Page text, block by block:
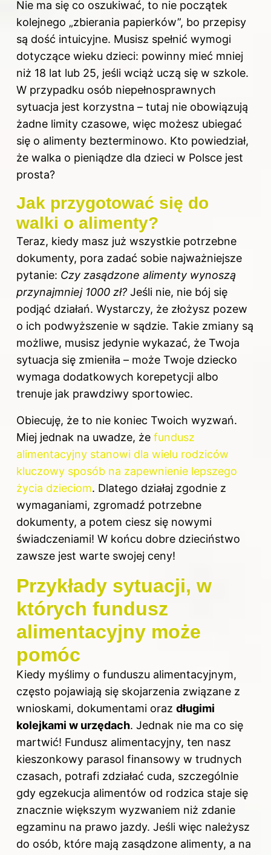
Nie ma się co oszukiwać, to nie początek
kolejnego „zbierania papierków”, bo przepisy
są dość intuicyjne. Musisz spełnić wymogi
dotyczące wieku dzieci: powinny mieć mniej
niż 18 lat lub 25, jeśli wciąż uczą się w szkole.
W przypadku osób niepełnosprawnych
sytuacja jest korzystna – tutaj nie obowiązują
żadne limity czasowe, więc możesz ubiegać
się o alimenty bezterminowo. Kto powiedział,
że walka o pieniądze dla dzieci w Polsce jest
prosta?
Jak przygotować się do
walki o alimenty?
Teraz, kiedy masz już wszystkie potrzebne
dokumenty, pora zadać sobie najważniejsze
pytanie: Czy zasądzone alimenty wynoszą
przynajmniej 1000 zł? Jeśli nie, nie bój się
podjąć działań. Wystarczy, że złożysz pozew
o ich podwyższenie w sądzie. Takie zmiany są
możliwe, musisz jedynie wykazać, że Twoja
sytuacja się zmieniła – może Twoje dziecko
wymaga dodatkowych korepetycji albo
trenuje jak prawdziwy sportowiec.
Obiecuję, że to nie koniec Twoich wyzwań.
Miej jednak na uwadze, że fundusz
alimentacyjny stanowi dla wielu rodziców
kluczowy sposób na zapewnienie lepszego
życia dzieciom. Dlatego działaj zgodnie z
wymaganiami, zgromadź potrzebne
dokumenty, a potem ciesz się nowymi
świadczeniami! W końcu dobre dzieciństwo
zawsze jest warte swojej ceny!
Przykłady sytuacji, w
których fundusz
alimentacyjny może
pomóc
Kiedy myślimy o funduszu alimentacyjnym,
często pojawiają się skojarzenia związane z
wnioskami, dokumentami oraz długimi
kolejkami w urzędach. Jednak nie ma co się
martwić! Fundusz alimentacyjny, ten nasz
kieszonkowy parasol finansowy w trudnych
czasach, potrafi zdziałać cuda, szczególnie
gdy egzekucja alimentów od rodzica staje się
znacznie większym wyzwaniem niż zdanie
egzaminu na prawo jazdy. Jeśli więc należysz
do osób, które mają zasądzone alimenty, a na